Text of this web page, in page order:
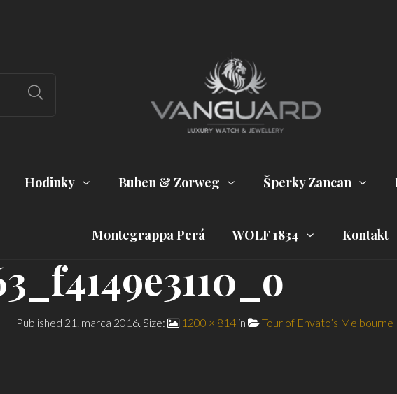
Hodinky Buben & Zorweg Šperky Zancan
Montegrappa Perá WOLF 1834 Kontakt
Published 21. marca 2016. Size: 1200 × 814 in Tour of Envato’s